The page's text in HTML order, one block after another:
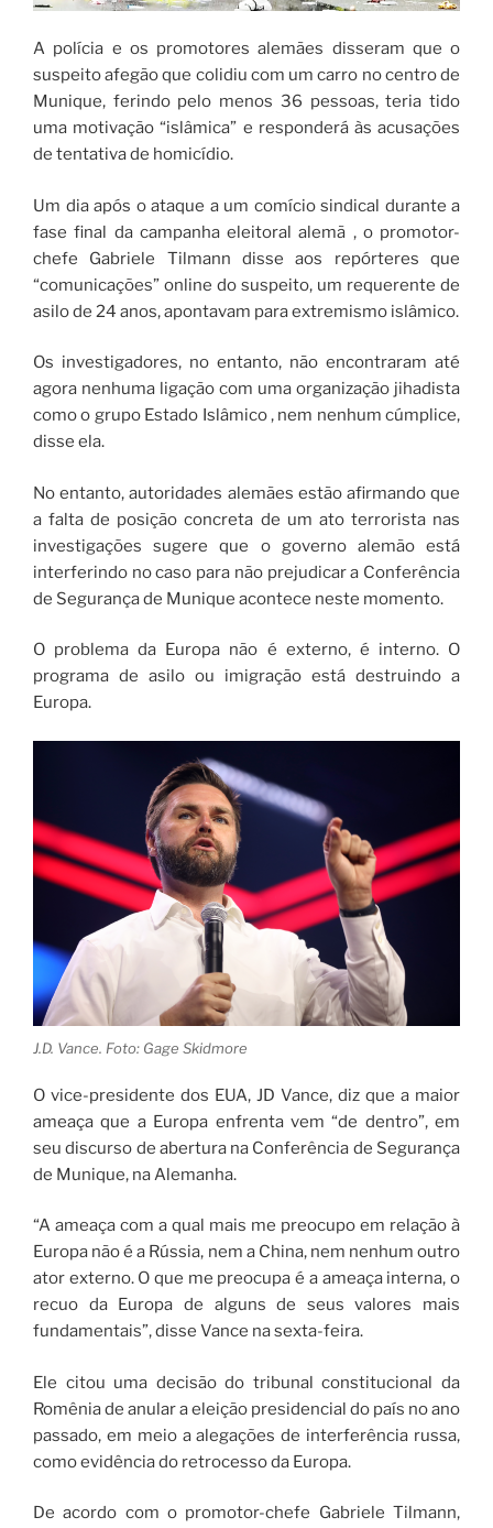
A polícia e os promotores alemães disseram que o
suspeito afegão que colidiu com um carro no centro de
Munique, ferindo pelo menos 36 pessoas, teria tido
uma motivação “islâmica” e responderá às acusações
de tentativa de homicídio.
Um dia após o ataque a um comício sindical durante a
fase final da campanha eleitoral alemã , o promotor-
chefe Gabriele Tilmann disse aos repórteres que
“comunicações” online do suspeito, um requerente de
asilo de 24 anos, apontavam para extremismo islâmico.
Os investigadores, no entanto, não encontraram até
agora nenhuma ligação com uma organização jihadista
como o grupo Estado Islâmico , nem nenhum cúmplice,
disse ela.
No entanto, autoridades alemães estão afirmando que
a falta de posição concreta de um ato terrorista nas
investigações sugere que o governo alemão está
interferindo no caso para não prejudicar a Conferência
de Segurança de Munique acontece neste momento.
O problema da Europa não é externo, é interno. O
programa de asilo ou imigração está destruindo a
Europa.
J.D. Vance. Foto: Gage Skidmore
O vice-presidente dos EUA, JD Vance, diz que a maior
ameaça que a Europa enfrenta vem “de dentro”, em
seu discurso de abertura na Conferência de Segurança
de Munique, na Alemanha.
“A ameaça com a qual mais me preocupo em relação à
Europa não é a Rússia, nem a China, nem nenhum outro
ator externo. O que me preocupa é a ameaça interna, o
recuo da Europa de alguns de seus valores mais
fundamentais”, disse Vance na sexta-feira.
Ele citou uma decisão do tribunal constitucional da
Romênia de anular a eleição presidencial do país no ano
passado, em meio a alegações de interferência russa,
como evidência do retrocesso da Europa.
De acordo com o promotor-chefe Gabriele Tilmann,